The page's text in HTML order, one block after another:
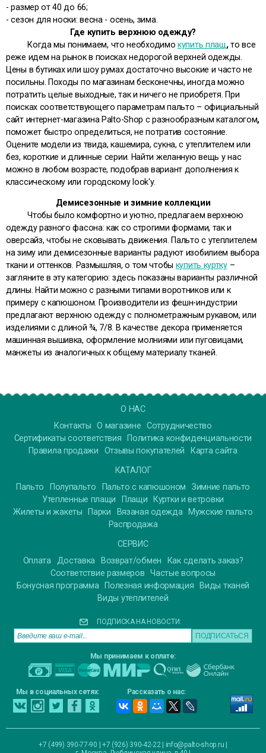
- размер от 40 до 66;
- сезон для носки: весна - осень, зима.
Где купить верхнюю одежду?
Когда мы понимаем, что необходимокупить плащ,то все
реже идем на рынок в поисках недорогой верхней одежды.
Цены в бутиках или шоу румах достаточно высокие и часто не
посильны. Походы по магазинам бесконечны, иногда можно
потратить целые выходные, так и ничего не приобретя. При
поисках соответствующего параметрам пальто – официальный
сайт интернет-магазина Palto-Shop с разнообразным каталогом,
поможет быстро определиться, не потратив состояние.
Оцените модели из твида, кашемира, сукна, с утеплителем или
без, короткие и длинные серии. Найти желанную вещь у нас
можно в любом возрасте, подобрав вариант дополнения к
классическому или городскому look'у.
Демисезонные и зимние коллекции
Чтобы было комфортно и уютно, предлагаем верхнюю
одежду разного фасона: как со строгими формами, так и
оверсайз, чтобы не сковывать движения. Пальто с утеплителем
на зиму или демисезонные варианты радуют изобилием выбора
ткани и оттенков. Размышляя, о том чтобы купить куртку–
загляните в эту категорию: здесь показаны варианты различной
длины. Найти можно с разными типами воротников или к
примеру с капюшоном. Производители из фешн-индустрии
предлагают верхнюю одежду с полнометражным рукавом, или
изделиями с длиной ¾, 7/8. В качестве декора применяется
машинная вышивка, оформление молниями или пуговицами,
манжеты из аналогичных к общему материалу тканей.
О НАС
Контакты
О магазине Сотрудничество
Сертификаты соответствия
Политика конфиденциальности
Правила продажи
Отзывы покупателей
Карта сайта
КАТАЛОГ
Пальто
Полупальто Пальто с капюшоном
Зимние пальто
Утепленные плащи
Плащи
Куртки и ветровки
Жилеты и жакеты
Парки Вязаная одежда
Мужские пальто
Распродажа
СЕРВИС
Оплата Доставка Возврат/обмен
Как сделать заказ?
Соответствие размеров
Частые вопросы
Бонусная программа
Полезная информация
Виды тканей
Виды утеплителей
ПОДПИСКА НА НОВОСТИ:
Мы принимаем к оплате:
Мы в социальных сетях: Рассказать о нас:
+7 (499) 390-77-90 | +7 (926) 390-42-22 | info@palto-shop.ru